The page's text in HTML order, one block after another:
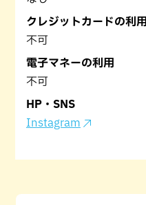
クレジットカードの利用
不可
電子マネーの利用
不可
HP・SNS
Instagram